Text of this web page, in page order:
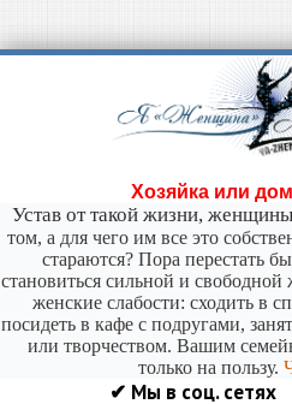
Хозяйка или
Устав от такой жизни,
том, а для чего им все это
стараются? Пора перестать
становиться сильной и
женские слабости: сходить в
посидеть в кафе с подругами,
или творчеством. Вашим
только на пользу.
✔ Мы в соц. сетях